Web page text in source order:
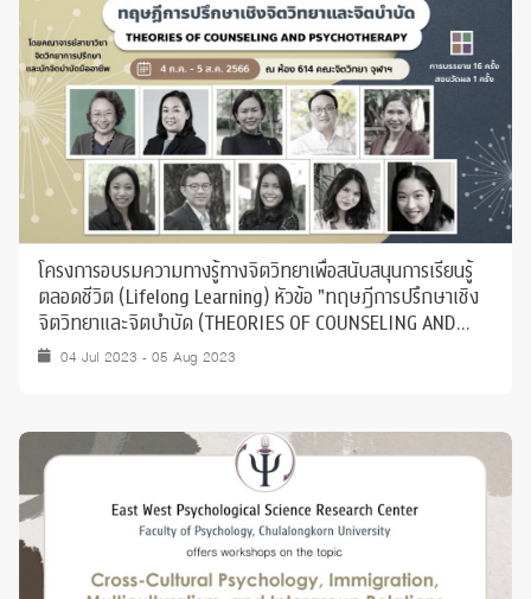
โครงการอบรมความทางรู้ทางจิตวิทยาเพื่อสนับสนุนการเรียนรู้
ตลอดชีวิต (Lifelong Learning) หัวข้อ "ทฤษฎีการปรึกษาเชิง
จิตวิทยาและจิตบำบัด (THEORIES OF COUNSELING AND
PSYCHOTHERAPY)"
04 Jul 2023 - 05 Aug 2023